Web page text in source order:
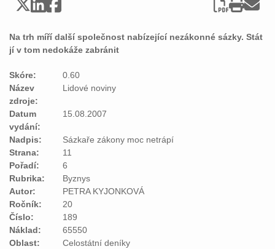
Na trh míří další společnost nabízející nezákonné sázky. Stát
jí v tom nedokáže zabránit
Skóre:
0.60
Název
zdroje:
Lidové noviny
Datum
vydání:
15.08.2007
Nadpis:
Sázkaře zákony moc netrápí
Strana:
11
Pořadí:
6
Rubrika:
Byznys
Autor:
PETRA KYJONKOVÁ
Ročník:
20
Číslo:
189
Náklad:
65550
Oblast:
Celostátní deníky